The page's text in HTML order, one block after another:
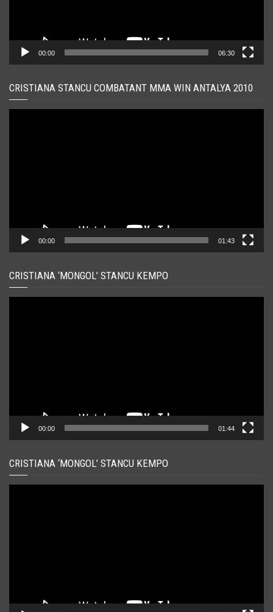
00:00 06:30
CRISTIANA STANCU COMBATANT MMA WIN ANTALYA 2010
00:00 01:43
CRISTIANA ‘MONGOL’ STANCU KEMPO
00:00 01:44
CRISTIANA ‘MONGOL’ STANCU KEMPO